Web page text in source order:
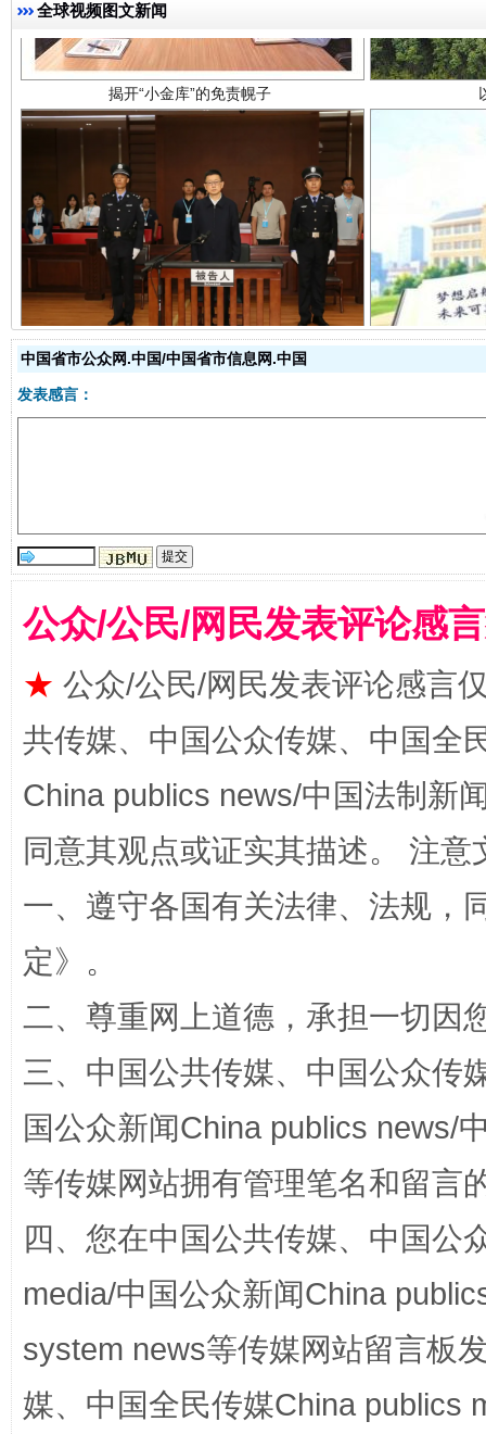
全球视频图文新闻
受贿1.44亿！段成刚被判无期 从幼
阿坝州三大球赛在茂县开幕 规模
扯下公款旅游的“隐身衣” 如何以
中国省市公众网.中国/中国省市信息网.中国
发表感言：
公众/公民/网民发表评论感
★ 公众/公民/网民发表评论感言
共传媒、中国公众传媒、中国全
China publics news/中国法制新
同意其观点或证实其描述。 注
一、遵守各国有关法律、法规，
定》。
二、尊重网上道德，承担一切因
三、中国公共传媒、中国公众传
国公众新闻China publics news/
等传媒网站拥有管理笔名和留言
四、您在中国公共传媒、中国公
media/中国公众新闻China
system news等传媒网站留言板
媒、中国全民传媒China publics